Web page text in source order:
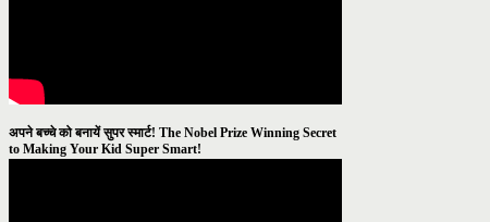
अपने बच्चे को बनायें सुपर स्मार्ट! The Nobel Prize Winning Secret
to Making Your Kid Super Smart!